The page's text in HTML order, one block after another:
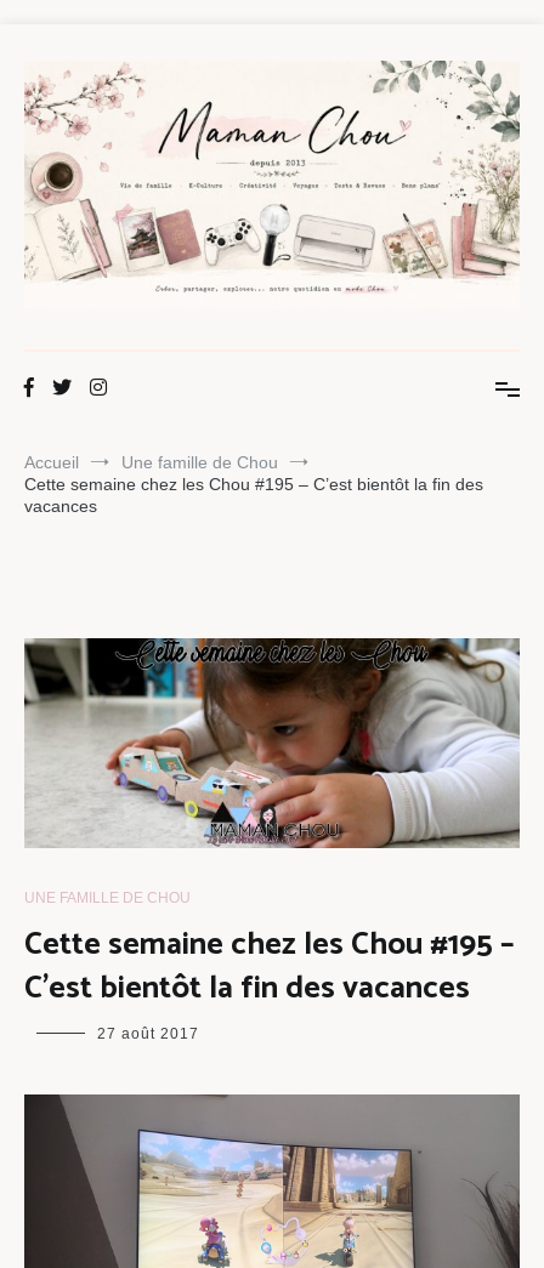
contenu
Maman Chou
Accueil
Une famille de Chou
Cette semaine chez les Chou #195 – C’est bientôt la fin des
vacances
UNE FAMILLE DE CHOU
Cette semaine chez les Chou #195 –
C’est bientôt la fin des vacances
maman
27 août 2017